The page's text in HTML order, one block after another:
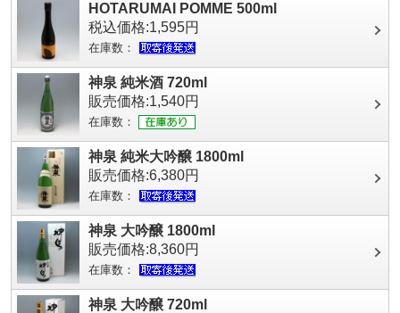
HOTARUMAI POMME 500ml
税込価格:1,595円
在庫数：
神泉 純米酒 720ml
販売価格:1,540円
在庫数：
神泉 純米大吟醸 1800ml
販売価格:6,380円
在庫数：
神泉 大吟醸 1800ml
販売価格:8,360円
在庫数：
神泉 大吟醸 720ml